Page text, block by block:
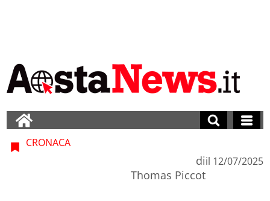
CRONACA
di
Thomas Piccot
il 12/07/2025